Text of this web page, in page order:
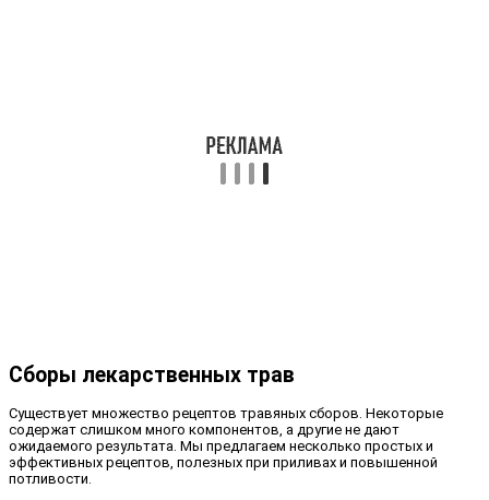
Сборы лекарственных трав
Существует множество рецептов травяных сборов. Некоторые
содержат слишком много компонентов, а другие не дают
ожидаемого результата. Мы предлагаем несколько простых и
эффективных рецептов, полезных при приливах и повышенной
потливости.